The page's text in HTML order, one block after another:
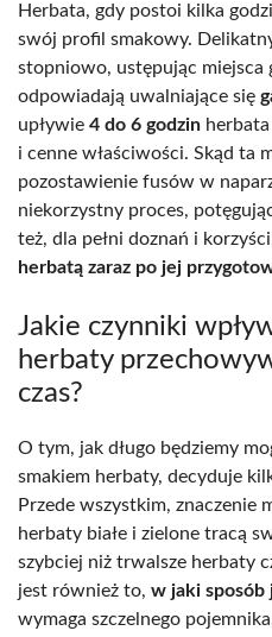
Herbata, gdy postoi kilka
swój profil smakowy.
stopniowo, ustępując miejsca
odpowiadają uwalniające się
upływie 4 do 6 godzin
i cenne właściwości. Skąd ta
pozostawienie fusów w
niekorzystny proces,
też, dla pełni doznań i
herbatą zaraz po jej
Jakie czynniki
herbaty
czas?
O tym, jak długo będziemy
smakiem herbaty, decyduje
Przede wszystkim, znaczenie
herbaty białe i zielone tracą
szybciej niż trwalsze herbaty
jest również to, w jaki sposób
wymaga szczelnego